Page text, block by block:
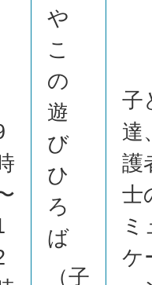
や
こ
の
遊
び
ひ
ろ
ば
（子
子
達
護
士
ミ
ケ